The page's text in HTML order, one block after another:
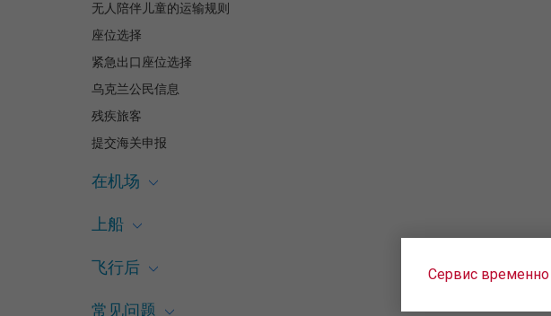
无人陪伴儿童的运输规则
座位选择
紧急出口座位选择
乌克兰公民信息
残疾旅客
提交海关申报
在机场
上船
飞行后
常见问题
Сервис временно